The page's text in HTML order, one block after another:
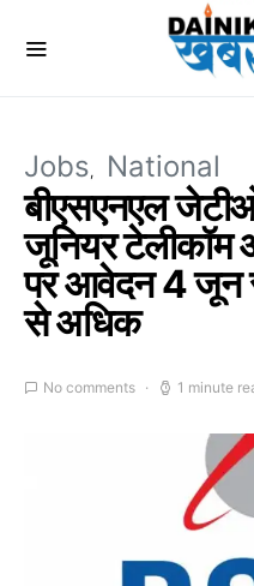
Jobs National
बीएसएनएल
जूनियर
पर आवेदन 4 जून
से अधिक
No comments 1 minute